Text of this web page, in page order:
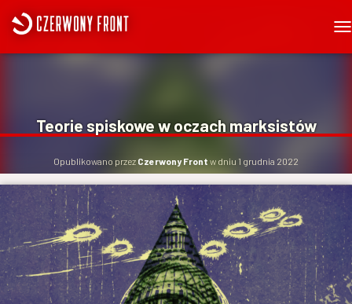
R
A
W
I
A
C
J
Ę
Teorie spiskowe w oczach marksistów
Opublikowano przez Czerwony Front w dniu 1 grudnia 2022